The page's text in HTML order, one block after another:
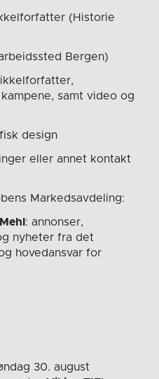
(Historie
Bergen)
samt video og
design
eller annet kontakt
Markedsavdeling:
: annonser,
nyheter fra det
hovedansvar for
30. august